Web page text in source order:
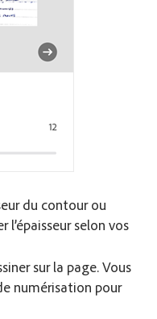
du contour ou
selon vos
sur la page. Vous
numérisation pour